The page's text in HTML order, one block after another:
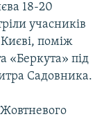
18-20
учасників
поміж
«Беркута» під
Садовника.
Жовтневого